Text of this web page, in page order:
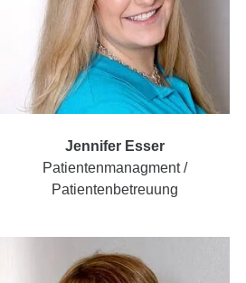
Jennifer Esser
Patientenmanagment /
Patientenbetreuung